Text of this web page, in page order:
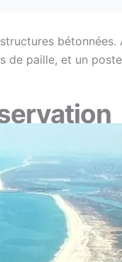
paille, et un